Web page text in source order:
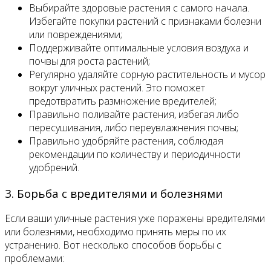
Выбирайте здоровые растения с самого начала.
Избегайте покупки растений с признаками болезни
или повреждениями;
Поддерживайте оптимальные условия воздуха и
почвы для роста растений;
Регулярно удаляйте сорную растительность и мусор
вокруг уличных растений. Это поможет
предотвратить размножение вредителей;
Правильно поливайте растения, избегая либо
пересушивания, либо переувлажнения почвы;
Правильно удобряйте растения, соблюдая
рекомендации по количеству и периодичности
удобрений.
3. Борьба с вредителями и болезнями
Если ваши уличные растения уже поражены вредителями
или болезнями, необходимо принять меры по их
устранению. Вот несколько способов борьбы с
проблемами: